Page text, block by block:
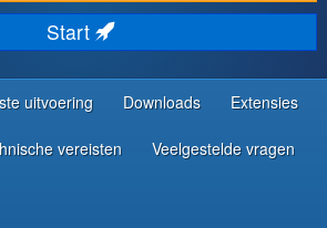
Start
uitvoering Downloads Extensies
vereisten Veelgestelde vragen